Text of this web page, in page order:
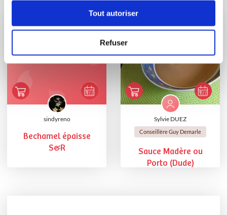
Tout autoriser
Refuser
sindyreno
Bechamel épaisse
S&R
Sylvie DUEZ
Conseillère Guy Demarle
Sauce Madère ou
Porto (Dude)